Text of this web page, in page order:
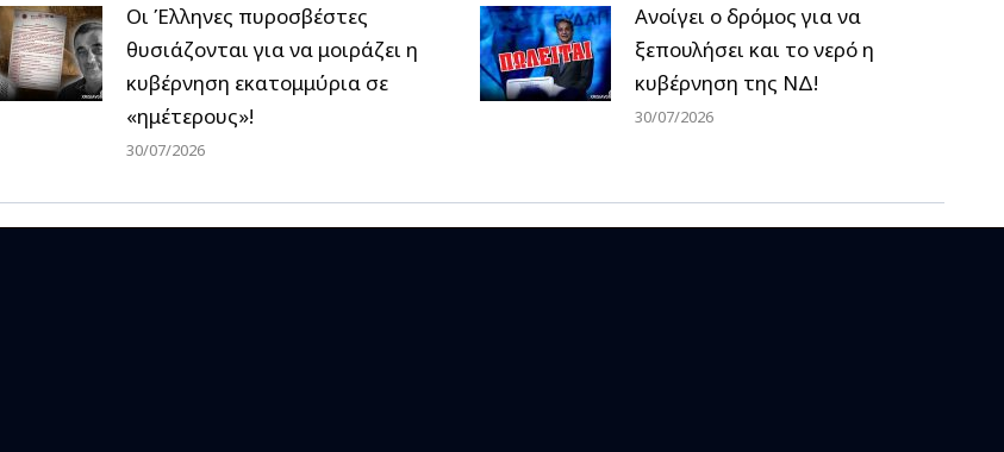
Οι Έλληνες πυροσβέστες
θυσιάζονται για να μοιράζει η
κυβέρνηση εκατομμύρια σε
«ημέτερους»!
30/07/2026
Ανοίγει ο δρόμος για να
ξεπουλήσει και το νερό η
κυβέρνηση της ΝΔ!
30/07/2026